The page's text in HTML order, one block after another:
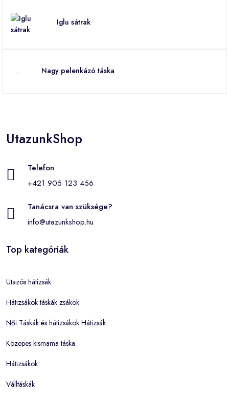
Iglu sátrak
Nagy pelenkázó táska
UtazunkShop
Telefon
+421 905 123 456
Tanácsra van szüksége?
info@utazunkshop.hu
Top kategóriák
Utazós hátizsák
Hátizsákok táskák zsákok
Női Táskák és hátizsákok Hátizsák
Közepes kismama táska
Hátizsákok
Válltáskák